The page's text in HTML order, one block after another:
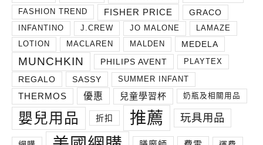
FASHION TREND
FISHER PRICE GRACO
INFANTINO J.CREW JO MALONE
LAMAZE
LOTION
MACLAREN MALDEN MEDELA
MUNCHKIN PHILIPS AVENT PLAYTEX
REGALO SASSY SUMMER INFANT
THERMOS 優惠 兒童學習杯 奶瓶及相關用品
嬰兒用品 折扣 推薦 玩具用品